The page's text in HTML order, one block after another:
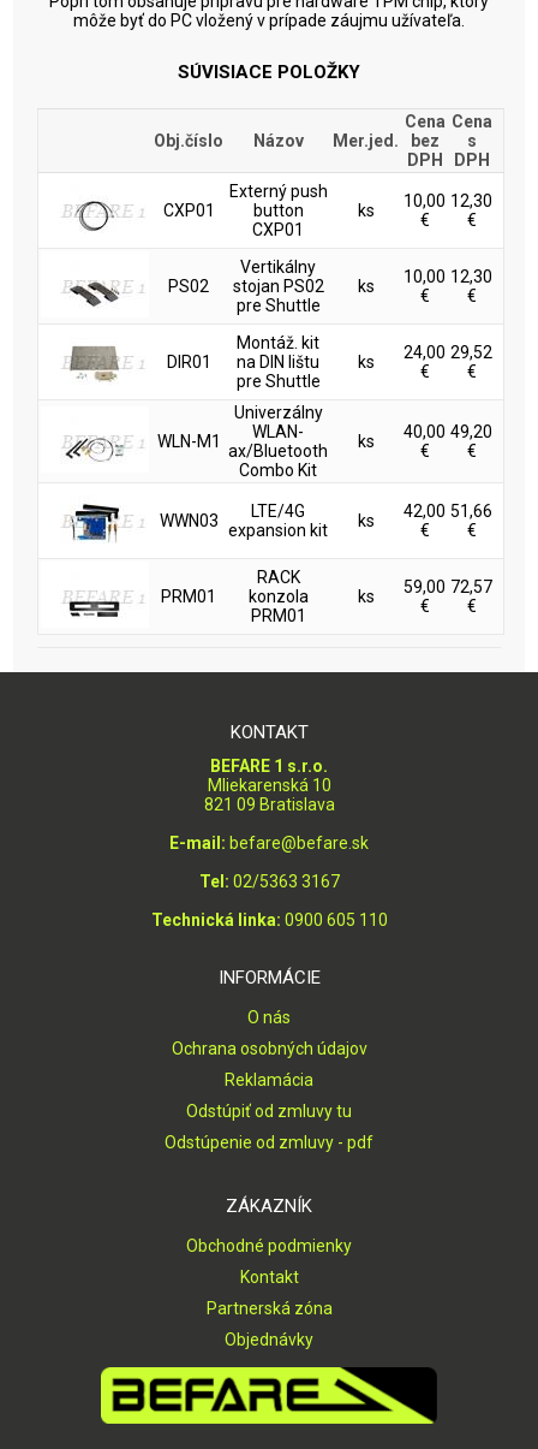
môže byť do PC vložený v prípade záujmu užívateľa.
SÚVISIACE POLOŽKY
Obj.číslo Názov Mer.jed.
Cena
bez
DPH
Cena
s
DPH
CXP01
Externý push
button
CXP01
ks
10,00
€
12,30
€
PS02
Vertikálny
stojan PS02
pre Shuttle
ks
10,00
€
12,30
€
DIR01
Montáž. kit
na DIN lištu
pre Shuttle
ks
24,00
€
29,52
€
WLN-M1
Univerzálny
WLAN-
ax/Bluetooth
Combo Kit
ks
40,00
€
49,20
€
WWN03
LTE/4G
expansion kit
ks
42,00
€
51,66
€
PRM01
RACK
konzola
PRM01
ks
59,00
€
72,57
€
KONTAKT
BEFARE 1 s.r.o.
Mliekarenská 10
821 09 Bratislava
E-mail: befare@befare.sk
Tel: 02/5363 3167
Technická linka: 0900 605 110
INFORMÁCIE
O nás
Ochrana osobných údajov
Reklamácia
Odstúpiť od zmluvy tu
Odstúpenie od zmluvy - pdf
ZÁKAZNÍK
Obchodné podmienky
Kontakt
Partnerská zóna
Objednávky